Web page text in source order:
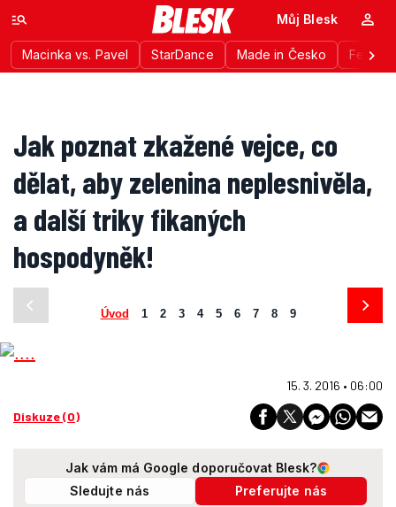
Macinka vs. Pavel StarDance Made in Česko
Můj Blesk
Jak poznat zkažené vejce, co
dělat, aby zelenina neplesnivěla,
a další triky fikaných
hospodyněk!
Úvod 1 2 3 4 5 6 7 8 9
15. 3. 2016 • 06:00
Diskuze (0)
Jak vám má Google doporučovat Blesk?
Sledujte nás
Preferujte nás